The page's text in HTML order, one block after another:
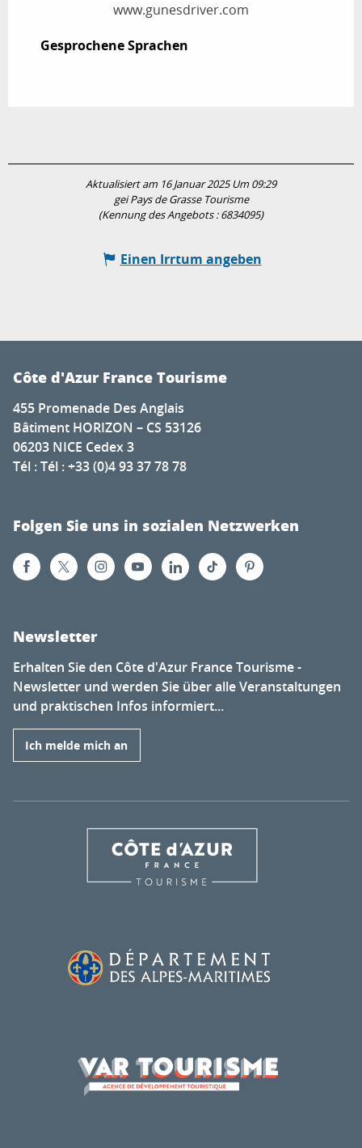
www.gunesdriver.com
Gesprochene Sprachen
Gesprochene Sprachen
Aktualisiert am 16 Januar 2025 Um 09:29
gei Pays de Grasse Tourisme
(Kennung des Angebots :6834095)
Einen Irrtum angeben
Côte d'Azur France Tourisme
455 Promenade Des Anglais
Bâtiment HORIZON – CS 53126
06203 NICE Cedex 3
Tél : Tél : +33 (0)4 93 37 78 78
Folgen Sie uns in sozialen Netzwerken
Newsletter
Erhalten Sie den Côte d'Azur France Tourisme -
Newsletter und werden Sie über alle Veranstaltungen
und praktischen Infos informiert...
Ich melde mich an